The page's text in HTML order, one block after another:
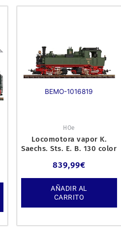
BEMO-1016819
HOe
Locomotora vapor K.
Saechs. Sts. E. B. 130 color
839,99€
AÑADIR AL
CARRITO